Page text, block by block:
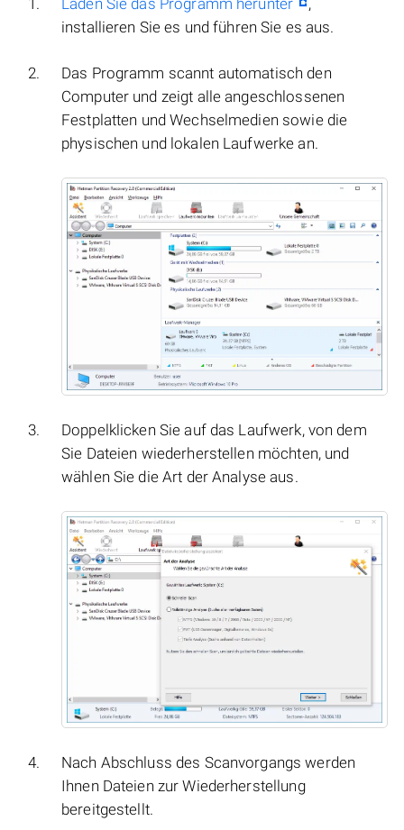
Laden Sie das Programm herunter
,
installieren Sie es und führen Sie es aus.
Das Programm scannt automatisch den
Computer und zeigt alle angeschlossenen
Festplatten und Wechselmedien sowie die
physischen und lokalen Laufwerke an.
Doppelklicken Sie auf das Laufwerk, von dem
Sie Dateien wiederherstellen möchten, und
wählen Sie die Art der Analyse aus.
Nach Abschluss des Scanvorgangs werden
Ihnen Dateien zur Wiederherstellung
bereitgestellt.